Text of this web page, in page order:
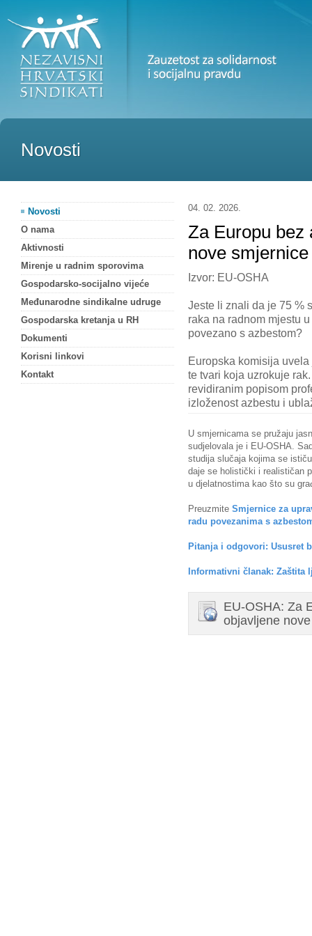
Novosti
04. 02. 2026.
Za Europu bez
nove
Izvor: EU-OSHA
Jeste li znali da je 75 %
raka na radnom mjestu
povezano s azbestom?
Europska komisija
te tvari koja uzrokuje
revidiranim popisom
izloženost azbestu i
U smjernicama se pružaju
sudjelovala je i EU-OSHA.
studija slučaja kojima se
daje se holistički i realističan
u djelatnostima kao što su
Preuzmite Smjernice za
radu povezanima s
Pitanja i odgovori: Ususret
Informativni članak: Zaštita
EU-OSHA: Za
objavljene
Novosti
O nama
Aktivnosti
Mirenje u radnim sporovima
Gospodarsko-socijalno vijeće
Međunarodne sindikalne udruge
Gospodarska kretanja u RH
Dokumenti
Korisni linkovi
Kontakt